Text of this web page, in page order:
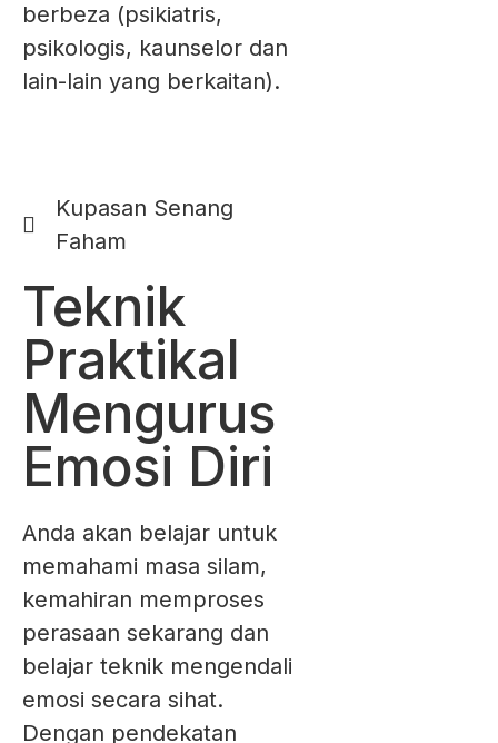
berbeza (psikiatris,
psikologis, kaunselor dan
lain-lain yang berkaitan).
Kupasan Senang
Faham
Teknik
Praktikal
Mengurus
Emosi Diri
Anda akan belajar untuk
memahami masa silam,
kemahiran memproses
perasaan sekarang dan
belajar teknik mengendali
emosi secara sihat.
Dengan pendekatan